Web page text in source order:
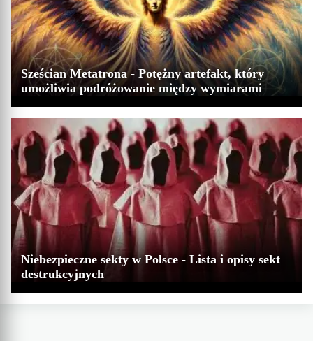
Sześcian Metatrona - Potężny artefakt, który
umożliwia podróżowanie między wymiarami
Niebezpieczne sekty w Polsce - Lista i opisy sekt
destrukcyjnych